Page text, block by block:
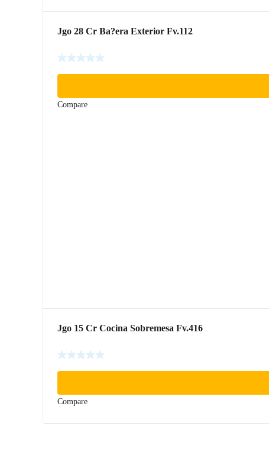
Jgo 28 Cr Ba?era Exterior Fv.112
Compare
Jgo 15 Cr Cocina Sobremesa Fv.416
Compare